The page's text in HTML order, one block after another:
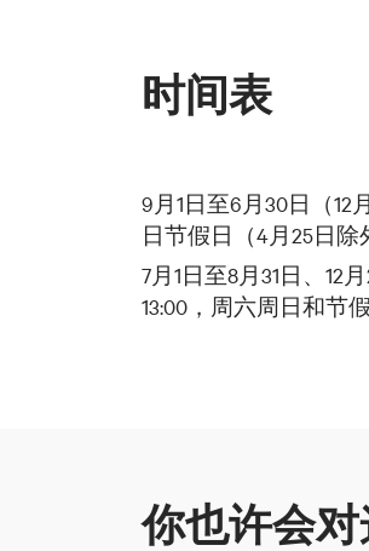
时间表
9月1日至6月30日（12
日节假日（4月25日除
7月1日至8月31日、12
13:00，周六周日和节
你也许会